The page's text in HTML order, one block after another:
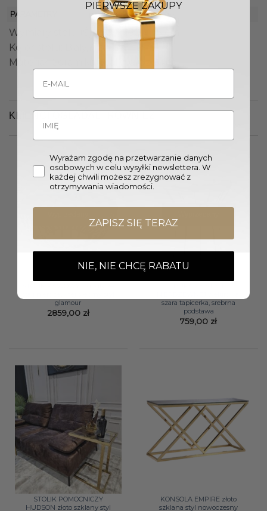
PARAMETRY
Wymiary stołu (Śr. x W.): 130 x 75 cm
Kolor stołu: Biały, Czarny
Materiał: Ceramika, Stal nierdzewna
KLIENCI OGLĄDALI RÓWNIEŻ
glamour
2859,00 zł
szara tapicerka, srebrna
podstawa
759,00 zł
STOLIK POMOCNICZY
HUDSON złoto szklany styl
KONSOLA EMPIRE złoto
szklana styl nowoczesny
PIERWSZE ZAKUPY
Wyrażam zgodę na przetwarzanie danych
osobowych w celu wysyłki newslettera. W
każdej chwili możesz zrezygnować z
otrzymywania wiadomości.
ZAPISZ SIĘ TERAZ
NIE, NIE CHCĘ RABATU